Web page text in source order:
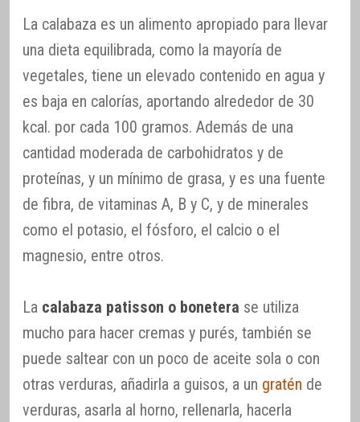
La calabaza es un alimento apropiado para llevar
una dieta equilibrada, como la mayoría de
vegetales, tiene un elevado contenido en agua y
es baja en calorías, aportando alrededor de 30
kcal. por cada 100 gramos. Además de una
cantidad moderada de carbohidratos y de
proteínas, y un mínimo de grasa, y es una fuente
de fibra, de vitaminas A, B y C, y de minerales
como el potasio, el fósforo, el calcio o el
magnesio, entre otros.
La calabaza patisson o bonetera se utiliza
mucho para hacer cremas y purés, también se
puede saltear con un poco de aceite sola o con
otras verduras, añadirla a guisos, a un gratén de
verduras, asarla al horno, rellenarla, hacerla